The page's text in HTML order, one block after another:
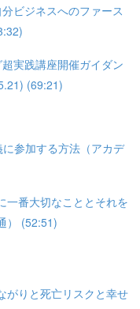
ビジネスへのファース
実践講座開催ガイダン
(69:21)
参加する方法（アカデ
一番大切なこととそれを
） (52:51)
がりと死亡リスクと幸せ